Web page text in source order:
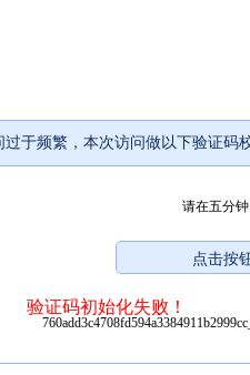
过于频繁，本次访问做以下验证码校
请在五分
验证码初始化失败！